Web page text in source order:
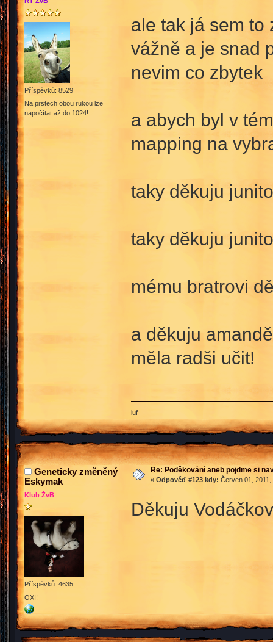
Příspěvků: 8529
Na prstech obou rukou lze
napočítat až do 1024!
ale tak já sem to
vážně a je snad
nevim co zbytek
a abych byl v
mapping na
taky děkuju
taky děkuju
mému bratrovi
a děkuju
měla radši učit!
luf
Geneticky změněný
Eskymak
Klub ŽvB
Příspěvků: 4635
OXI!
Re: Poděkování aneb pojdme si
« Odpověď #123 kdy: Červen 01,
Děkuju